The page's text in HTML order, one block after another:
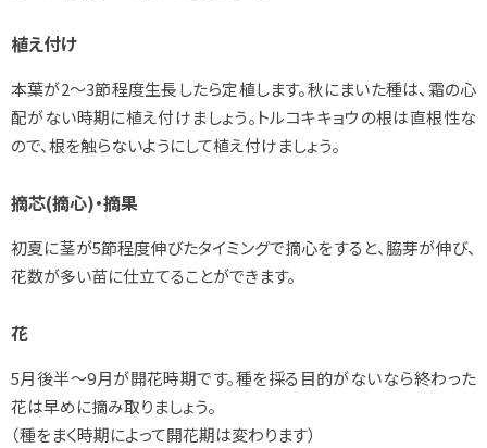
植え付け
本葉が2～3節程度生長したら定植します。秋にまいた種は、霜の心
配がない時期に植え付けましょう。トルコキキョウの根は直根性な
ので、根を触らないようにして植え付けましょう。
摘芯(摘心)・摘果
初夏に茎が5節程度伸びたタイミングで摘心をすると、脇芽が伸び、
花数が多い苗に仕立てることができます。
花
5月後半～9月が開花時期です。種を採る目的がないなら終わった
花は早めに摘み取りましょう。
（種をまく時期によって開花期は変わります）